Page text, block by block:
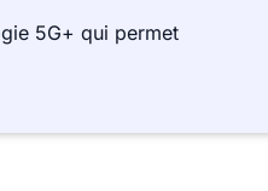
5G+ qui permet